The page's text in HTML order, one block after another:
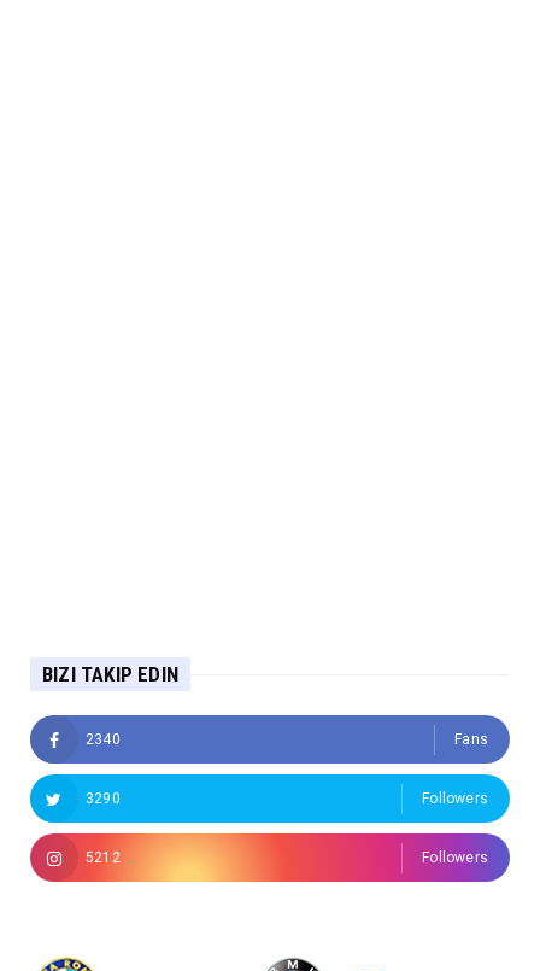
BIZI TAKIP EDIN
2340 Fans
3290 Followers
5212 Followers